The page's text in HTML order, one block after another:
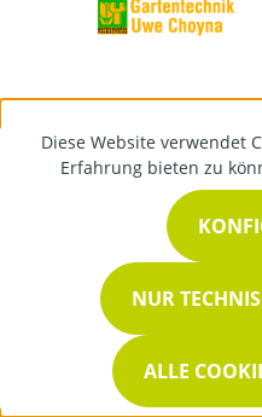
Diese Website verwendet
Erfahrung bieten zu
NUR
ALLE